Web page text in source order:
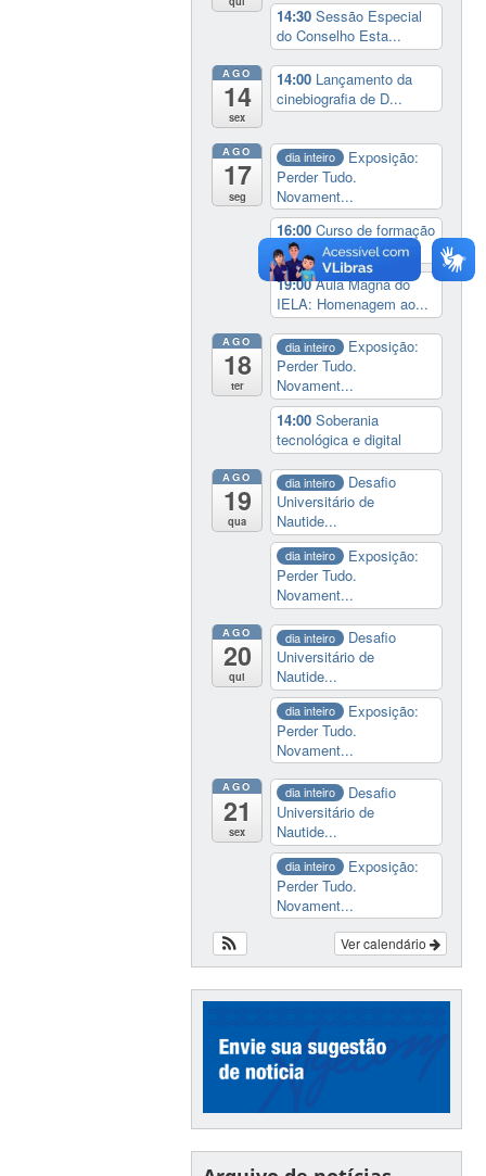
14:30Sessão Especial
do Conselho Esta...
AGO
14
sex
14:00 Lançamento da
cinebiografia de D...
AGO
17
seg
dia inteiro
Exposição:
Perder Tudo.
Novament...
16:00Curso de formação
em Jornalismo ...
19:00Aula Magna do
IELA: Homenagem ao...
AGO
18
ter
dia inteiro
Exposição:
Perder Tudo.
Novament...
14:00Soberania
tecnológica e digital
AGO
19
qua
dia inteiro
Desafio
Universitário de
Nautide...
dia inteiro
Exposição:
Perder Tudo.
Novament...
AGO
20
qui
dia inteiro
Desafio
Universitário de
Nautide...
dia inteiro
Exposição:
Perder Tudo.
Novament...
AGO
21
sex
dia inteiro
Desafio
Universitário de
Nautide...
dia inteiro
Exposição:
Perder Tudo.
Novament...
Ver calendário